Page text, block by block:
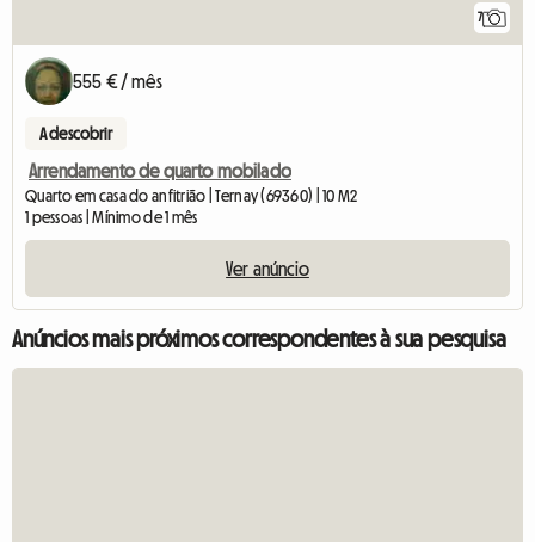
7
555 € / mês
A descobrir
Arrendamento de quarto mobilado
Quarto em casa do anfitrião | Ternay (69360) | 10 M2
1 pessoas | Mínimo de 1 mês
Ver anúncio
Anúncios mais próximos correspondentes à sua pesquisa